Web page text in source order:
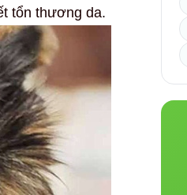
tổn thương da.